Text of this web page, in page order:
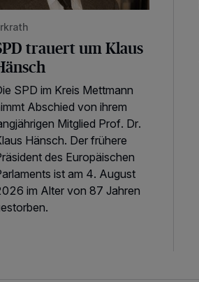
trauert um Klaus
SPD im Kreis Mettmann
Abschied von ihrem
Mitglied Prof. Dr.
Hänsch. Der frühere
des Europäischen
ist am 4. August
im Alter von 87 Jahren